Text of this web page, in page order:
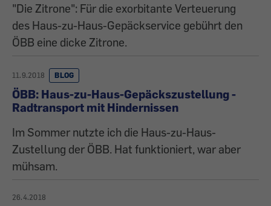
"Die Zitrone": Für die exorbitante Verteuerung
des Haus-zu-Haus-Gepäckservice gebührt den
ÖBB eine dicke Zitrone.
11.9.2018 BLOG
ÖBB: Haus-zu-Haus-Gepäckszustellung -
Radtransport mit Hindernissen
Im Sommer nutzte ich die Haus-zu-Haus-
Zustellung der ÖBB. Hat funktioniert, war aber
mühsam.
26.4.2018